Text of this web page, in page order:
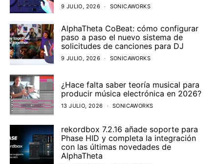
9 JULIO, 2026 SONICAWORKS
AlphaTheta CoBeat: cómo configurar
paso a paso el nuevo sistema de
solicitudes de canciones para DJ
9 JULIO, 2026 SONICAWORKS
¿Hace falta saber teoría musical para
producir música electrónica en 2026?
13 JULIO, 2026 SONICAWORKS
rekordbox 7.2.16 añade soporte para
Phase HID y completa la integración
con las últimas novedades de
AlphaTheta